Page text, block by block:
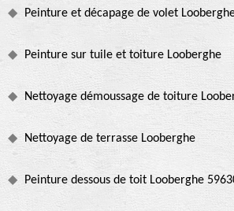
Peinture et décapage de volet
Peinture sur tuile et toiture Looberghe
Nettoyage démoussage de toiture
Nettoyage de terrasse Looberghe
Peinture dessous de toit Looberghe